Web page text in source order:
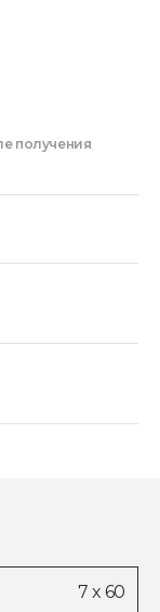
получения